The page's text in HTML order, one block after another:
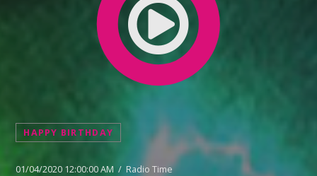
HAPPY BIRTHDAY
01/04/2020 12:00:00 AM / Radio Time